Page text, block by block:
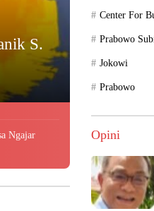
S.
Ngajar
Center For
Prabowo
Jokowi
Prabowo
Opini